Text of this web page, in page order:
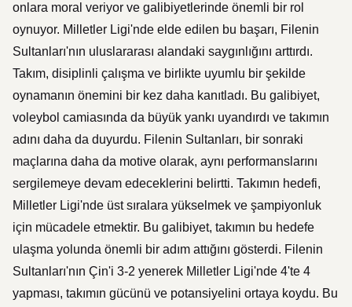
onlara moral veriyor ve galibiyetlerinde önemli bir rol
oynuyor. Milletler Ligi'nde elde edilen bu başarı, Filenin
Sultanları'nın uluslararası alandaki saygınlığını arttırdı.
Takım, disiplinli çalışma ve birlikte uyumlu bir şekilde
oynamanın önemini bir kez daha kanıtladı. Bu galibiyet,
voleybol camiasında da büyük yankı uyandırdı ve takımın
adını daha da duyurdu. Filenin Sultanları, bir sonraki
maçlarına daha da motive olarak, aynı performanslarını
sergilemeye devam edeceklerini belirtti. Takımın hedefi,
Milletler Ligi'nde üst sıralara yükselmek ve şampiyonluk
için mücadele etmektir. Bu galibiyet, takımın bu hedefe
ulaşma yolunda önemli bir adım attığını gösterdi. Filenin
Sultanları'nın Çin'i 3-2 yenerek Milletler Ligi'nde 4'te 4
yapması, takımın gücünü ve potansiyelini ortaya koydu. Bu